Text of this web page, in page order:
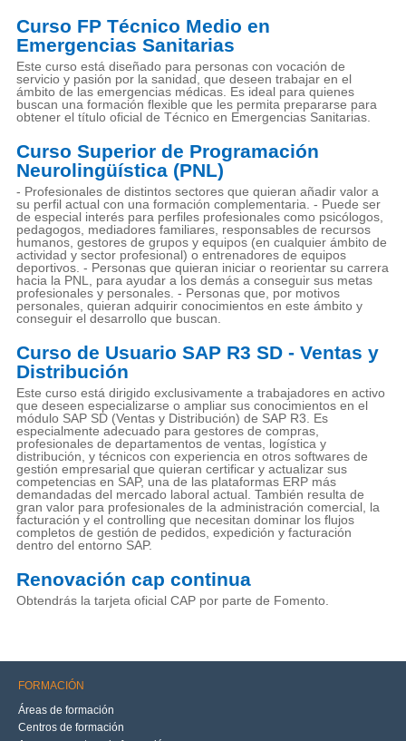
Curso FP Técnico Medio en
Emergencias Sanitarias
Este curso está diseñado para personas con vocación de
servicio y pasión por la sanidad, que deseen trabajar en el
ámbito de las emergencias médicas. Es ideal para quienes
buscan una formación flexible que les permita prepararse para
obtener el título oficial de Técnico en Emergencias Sanitarias.
Curso Superior de Programación
Neurolingüística (PNL)
- Profesionales de distintos sectores que quieran añadir valor a
su perfil actual con una formación complementaria. - Puede ser
de especial interés para perfiles profesionales como psicólogos,
pedagogos, mediadores familiares, responsables de recursos
humanos, gestores de grupos y equipos (en cualquier ámbito de
actividad y sector profesional) o entrenadores de equipos
deportivos. - Personas que quieran iniciar o reorientar su carrera
hacia la PNL, para ayudar a los demás a conseguir sus metas
profesionales y personales. - Personas que, por motivos
personales, quieran adquirir conocimientos en este ámbito y
conseguir el desarrollo que buscan.
Curso de Usuario SAP R3 SD - Ventas y
Distribución
Este curso está dirigido exclusivamente a trabajadores en activo
que deseen especializarse o ampliar sus conocimientos en el
módulo SAP SD (Ventas y Distribución) de SAP R3. Es
especialmente adecuado para gestores de compras,
profesionales de departamentos de ventas, logística y
distribución, y técnicos con experiencia en otros softwares de
gestión empresarial que quieran certificar y actualizar sus
competencias en SAP, una de las plataformas ERP más
demandadas del mercado laboral actual. También resulta de
gran valor para profesionales de la administración comercial, la
facturación y el controlling que necesitan dominar los flujos
completos de gestión de pedidos, expedición y facturación
dentro del entorno SAP.
Renovación cap continua
Obtendrás la tarjeta oficial CAP por parte de Fomento.
FORMACIÓN
Áreas de formación
Centros de formación